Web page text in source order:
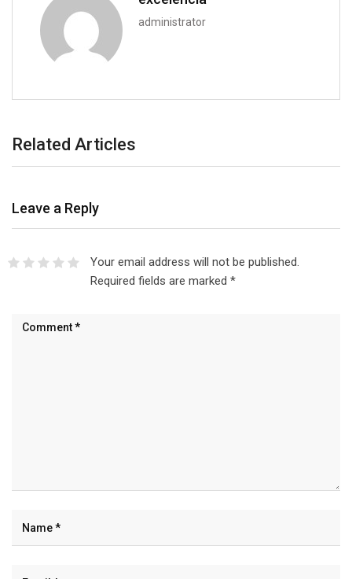
administrator
Related Articles
Leave a Reply
Your email address will not be published.
Required fields are marked *